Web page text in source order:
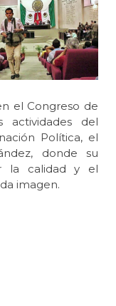
el Congreso de
actividades del
Política, el
donde su
la calidad y el
imagen.